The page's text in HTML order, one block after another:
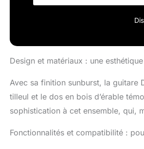
Design et matériaux : une
Avec sa finition sunburst, la guitare
tilleul et le dos en bois d’érable
sophistication à cet ensemble, qui,
Fonctionnalités et compatibilité :